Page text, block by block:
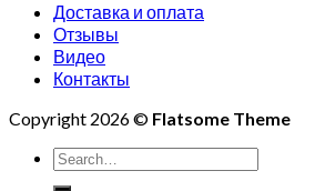
Доставка и оплата
Отзывы
Видео
Контакты
Copyright 2026 © Flatsome Theme
Search
for: